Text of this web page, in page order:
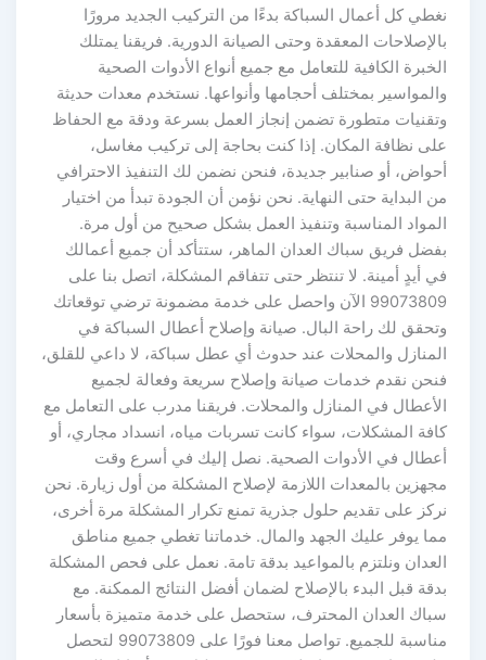
نغطي كل أعمال السباكة بدءًا من التركيب الجديد مرورًا
بالإصلاحات المعقدة وحتى الصيانة الدورية. فريقنا يمتلك
الخبرة الكافية للتعامل مع جميع أنواع الأدوات الصحية
والمواسير بمختلف أحجامها وأنواعها. نستخدم معدات حديثة
وتقنيات متطورة تضمن إنجاز العمل بسرعة ودقة مع الحفاظ
على نظافة المكان. إذا كنت بحاجة إلى تركيب مغاسل،
أحواض، أو صنابير جديدة، فنحن نضمن لك التنفيذ الاحترافي
من البداية حتى النهاية. نحن نؤمن أن الجودة تبدأ من اختيار
المواد المناسبة وتنفيذ العمل بشكل صحيح من أول مرة.
بفضل فريق سباك العدان الماهر، ستتأكد أن جميع أعمالك
في أيدٍ أمينة. لا تنتظر حتى تتفاقم المشكلة، اتصل بنا على
99073809 الآن واحصل على خدمة مضمونة ترضي توقعاتك
وتحقق لك راحة البال. صيانة وإصلاح أعطال السباكة في
المنازل والمحلات عند حدوث أي عطل سباكة، لا داعي للقلق،
فنحن نقدم خدمات صيانة وإصلاح سريعة وفعالة لجميع
الأعطال في المنازل والمحلات. فريقنا مدرب على التعامل مع
كافة المشكلات، سواء كانت تسربات مياه، انسداد مجاري، أو
أعطال في الأدوات الصحية. نصل إليك في أسرع وقت
مجهزين بالمعدات اللازمة لإصلاح المشكلة من أول زيارة. نحن
نركز على تقديم حلول جذرية تمنع تكرار المشكلة مرة أخرى،
مما يوفر عليك الجهد والمال. خدماتنا تغطي جميع مناطق
العدان ونلتزم بالمواعيد بدقة تامة. نعمل على فحص المشكلة
بدقة قبل البدء بالإصلاح لضمان أفضل النتائج الممكنة. مع
سباك العدان المحترف، ستحصل على خدمة متميزة بأسعار
مناسبة للجميع. تواصل معنا فورًا على 99073809 لتحصل